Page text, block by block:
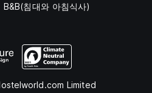
B&B(침대와 아침식사)
Limited